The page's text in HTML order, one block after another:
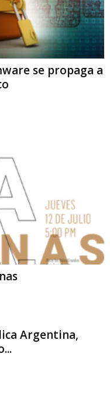
se propaga a
Argentina,